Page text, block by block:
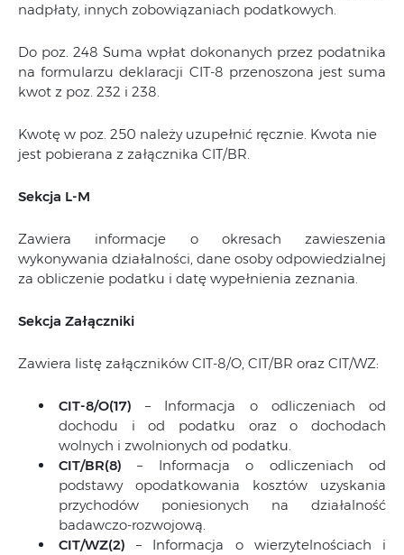
nadpłaty, innych zobowiązaniach podatkowych.
Do poz. 248 Suma wpłat dokonanych przez podatnika
na formularzu deklaracji CIT-8 przenoszona jest suma
kwot z poz. 232 i 238.
Kwotę w poz. 250 należy uzupełnić ręcznie. Kwota nie
jest pobierana z załącznika CIT/BR.
Sekcja L-M
Zawiera informacje o okresach zawieszenia
wykonywania działalności, dane osoby odpowiedzialnej
za obliczenie podatku i datę wypełnienia zeznania.
Sekcja Załączniki
Zawiera listę załączników CIT-8/O, CIT/BR oraz CIT/WZ:
CIT-8/O(17)– Informacja o odliczeniach od
dochodu i od podatku oraz o dochodach
wolnych i zwolnionych od podatku.
CIT/BR(8)– Informacja o odliczeniach od
podstawy opodatkowania kosztów uzyskania
przychodów poniesionych na działalność
badawczo-rozwojową.
CIT/WZ(2) – Informacja o wierzytelnościach i